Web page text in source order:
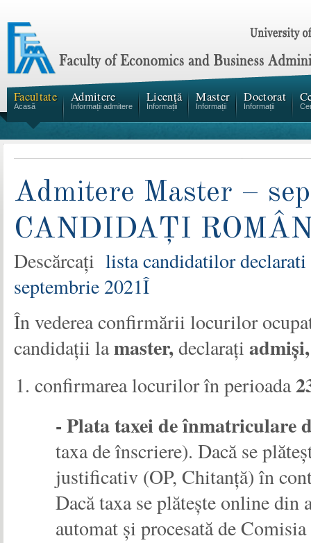
Facultate
Acasă
Admitere
Informații admitere
Licență
Informații
Master
Informații
Doctorat
Informații
Admitere Master –
CANDIDAȚI
Descărcați lista candidatilor
septembrie 2021Î
În vederea confirmării locurilor
candidații lamaster,declarați admiși,
confirmarea locurilor în perioada
- Plata taxei de înmatriculare
taxa de înscriere). Dacă se
justificativ (OP, Chitanță) în
Dacă taxa se plătește online din
automat și procesată de